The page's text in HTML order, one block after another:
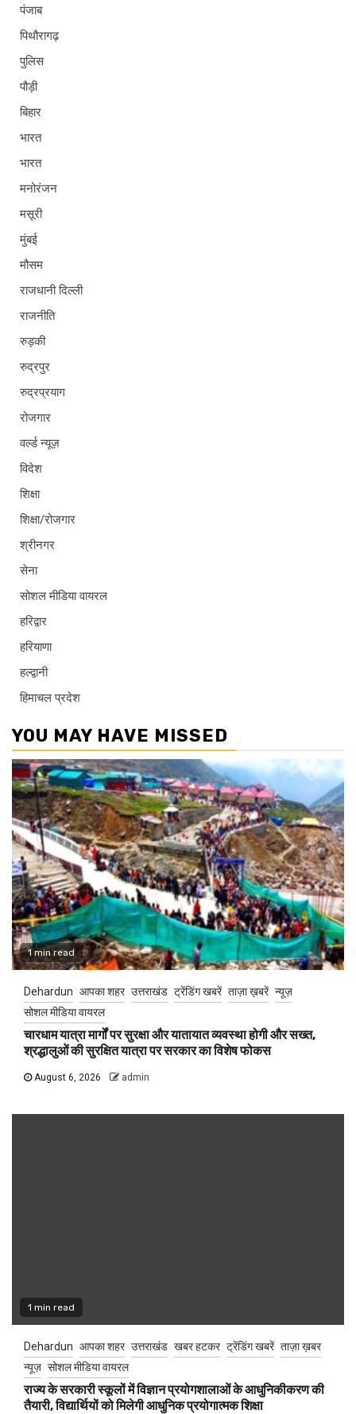
पंजाब
पिथौरागढ़
पुलिस
पौड़ी
बिहार
भारत
भारत
मनोरंजन
मसूरी
मुंबई
मौसम
राजधानी दिल्ली
राजनीति
रुड़की
रुद्रपुर
रुद्रप्रयाग
रोजगार
वर्ल्ड न्यूज़
विदेश
शिक्षा
शिक्षा/रोजगार
श्रीनगर
सेना
सोशल मीडिया वायरल
हरिद्वार
हरियाणा
हल्द्वानी
हिमाचल प्रदेश
YOU MAY HAVE MISSED
1 min read
Dehardun आपका शहर उत्तराखंड ट्रेंडिंग खबरें ताज़ा ख़बरें न्यूज़
सोशल मीडिया वायरल
चारधाम यात्रा मार्गों पर सुरक्षा और यातायात व्यवस्था होगी और सख्त,
श्रद्धालुओं की सुरक्षित यात्रा पर सरकार का विशेष फोकस
August 6, 2026 admin
1 min read
Dehardun आपका शहर उत्तराखंड खबर हटकर ट्रेंडिंग खबरें ताज़ा ख़बर
न्यूज़ सोशल मीडिया वायरल
राज्य के सरकारी स्कूलों में विज्ञान प्रयोगशालाओं के आधुनिकीकरण की
तैयारी, विद्यार्थियों को मिलेगी आधुनिक प्रयोगात्मक शिक्षा